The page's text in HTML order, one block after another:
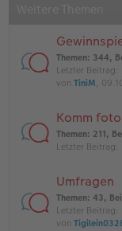
Themen: 344,
Letzter Beitrag:
von TiniM,
Komm
Themen: 211,
Letzter Beitrag:
Umfragen
Themen: 43,
Letzter Beitrag:
von